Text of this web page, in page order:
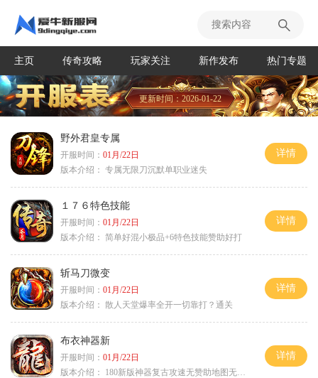
主页 传奇攻略 玩家关注 新作发布 热门专题
更新时间：2026-01-22
野外君皇专属
开服时间： 01月/22日
版本介绍： 专属无限刀沉默单职业迷失
详情
１７６特色技能
开服时间： 01月/22日
版本介绍： 简单好混小极品+6特色技能赞助好打
详情
斩马刀微变
开服时间： 01月/22日
版本介绍： 散人天堂爆率全开一切靠打？通关
详情
布衣神器新
开服时间： 01月/22日
版本介绍：
180新版神器复古攻速无赞助地图无排行
详情